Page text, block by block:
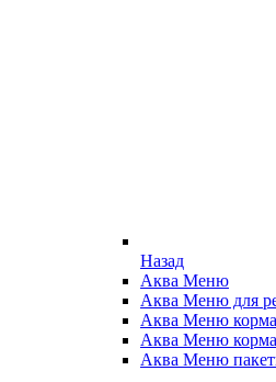
Назад
Аква Меню
Аква Меню для
Аква Меню
Аква Меню
Аква Меню